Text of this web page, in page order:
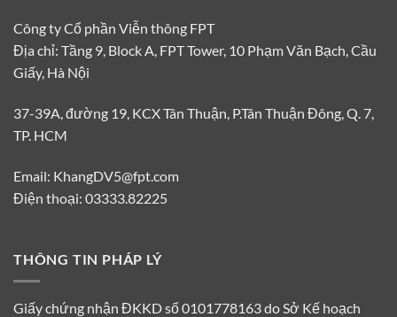
Công ty Cổ phần Viễn thông FPT
Địa chỉ: Tầng 9, Block A, FPT Tower, 10 Phạm Văn Bạch, Cầu
Giấy, Hà Nội
37-39A, đường 19, KCX Tân Thuận, P.Tân Thuận Đông, Q. 7,
TP. HCM
Email: KhangDV5@fpt.com
Điện thoại: 03333.82225
THÔNG TIN PHÁP LÝ
Giấy chứng nhận ĐKKD số 0101778163 do Sở Kế hoạch